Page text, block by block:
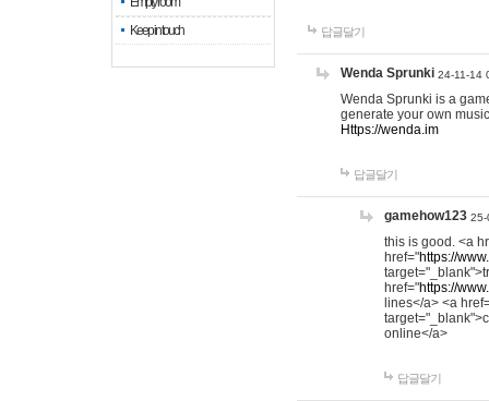
Keep in touch
답글달기
Wenda Sprunki 24-11-14
Wenda Sprunki is a
generate your own
Https://wenda.im
답글달기
gamehow123 25-
this is good. <a
href="https://
href="https://
lines</a> <a
online</a>
답글달기